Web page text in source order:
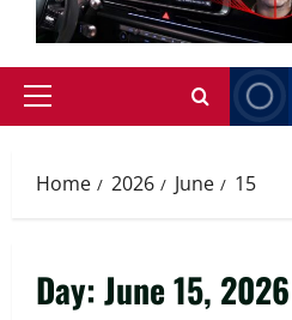
Primary
Home 2026 June 15
Day:June 15, 2026